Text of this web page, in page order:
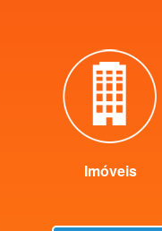
Imóveis